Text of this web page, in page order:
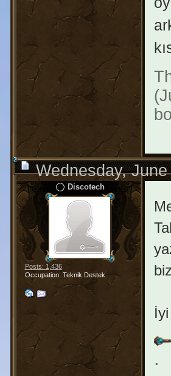
Wednesday,
Discotech
Posts: 1,436
Occupation: Teknik Destek
.